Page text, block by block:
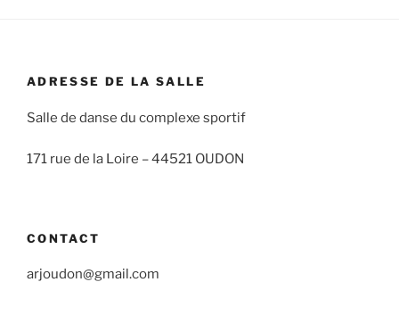
ADRESSE DE LA SALLE
Salle de danse du complexe sportif
171 rue de la Loire –44521 OUDON
CONTACT
arjoudon@gmail.com